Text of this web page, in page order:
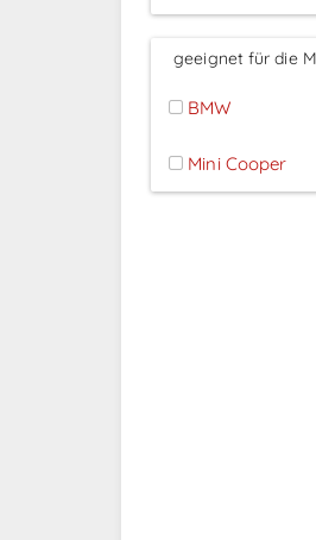
geeignet für die
BMW
Mini Cooper